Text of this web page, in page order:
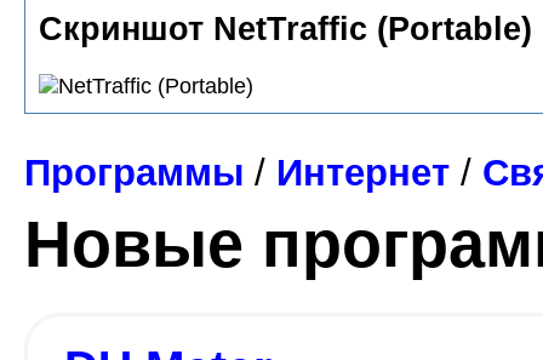
Скриншот NetTraffic (Portable)
Программы / Интернет /
Новые